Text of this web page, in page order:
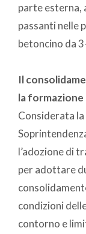
parte esterna,
passanti nelle
betoncino da
Il
la
Considerata
l’adozione di
per adottare
condizioni
contorno e